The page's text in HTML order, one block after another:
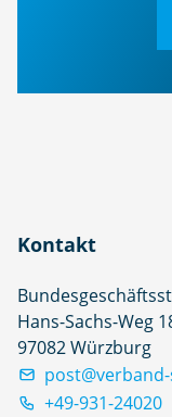
Kontakt
Hans-Sachs-Weg
97082 Würzburg
+49-931-24020